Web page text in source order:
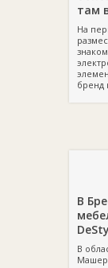
там
На
бренд
В
В